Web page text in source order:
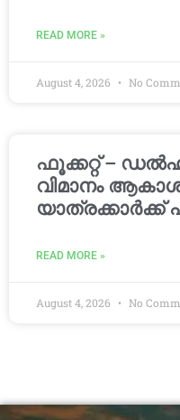
READ MORE »
August 4, 2026 No
ഫൂക്കറ്റ് –
വിമാനം
യാത്രക്കാര്‍ക്ക്
READ MORE »
August 4, 2026 No